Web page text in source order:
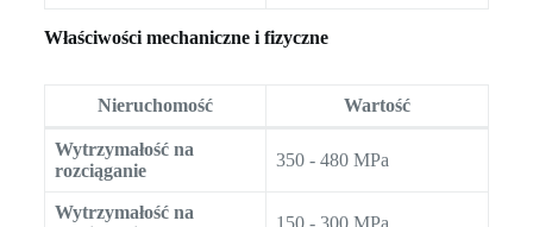
Właściwości mechaniczne i fizyczne
Nieruchomość Wartość
Wytrzymałość na
rozciąganie
350 - 480 MPa
Wytrzymałość na